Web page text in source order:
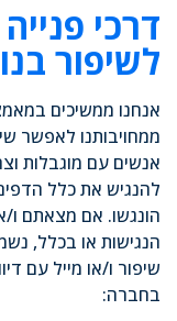
דרכי
לשיפור
אנחנו ממשיכים
ממחויבותנו לאפשר
אנשים עם מוגבלות
להנגיש את כלל
הונגשו. אם מצאתם
הנגישות או בכלל,
שיפור ו/או מייל עם
בחברה: